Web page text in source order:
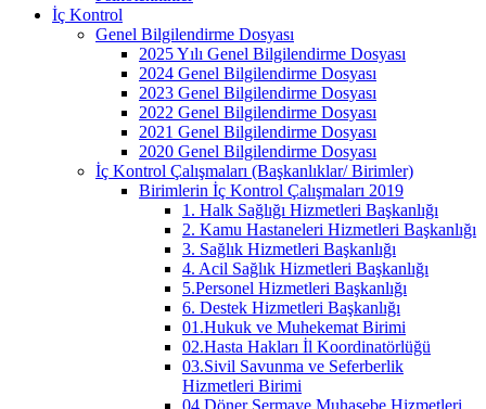
İç Kontrol
Genel Bilgilendirme Dosyası
2025 Yılı Genel Bilgilendirme Dosyası
2024 Genel Bilgilendirme Dosyası
2023 Genel Bilgilendirme Dosyası
2022 Genel Bilgilendirme Dosyası
2021 Genel Bilgilendirme Dosyası
2020 Genel Bilgilendirme Dosyası
İç Kontrol Çalışmaları (Başkanlıklar/ Birimler)
Birimlerin İç Kontrol Çalışmaları 2019
1. Halk Sağlığı Hizmetleri Başkanlığı
2. Kamu Hastaneleri Hizmetleri Başkanlığı
3. Sağlık Hizmetleri Başkanlığı
4. Acil Sağlık Hizmetleri Başkanlığı
5.Personel Hizmetleri Başkanlığı
6. Destek Hizmetleri Başkanlığı
01.Hukuk ve Muhekemat Birimi
02.Hasta Hakları İl Koordinatörlüğü
03.Sivil Savunma ve Seferberlik
Hizmetleri Birimi
04.Döner Sermaye Muhasebe Hizmetleri